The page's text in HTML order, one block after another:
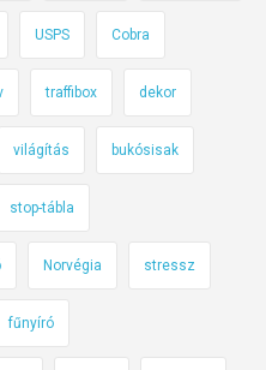
USPS Cobra
traffibox dekor
világítás bukósisak
stop-tábla
Norvégia stressz
fűnyíró